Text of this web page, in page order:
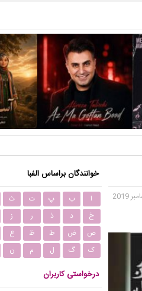
خوانندگان براساس الفبا
ا ب پ ت ث
خ
د ذ ر ز
ص
ض ط ظ ع
ک
گ ل م ن
درخواستی کاربران